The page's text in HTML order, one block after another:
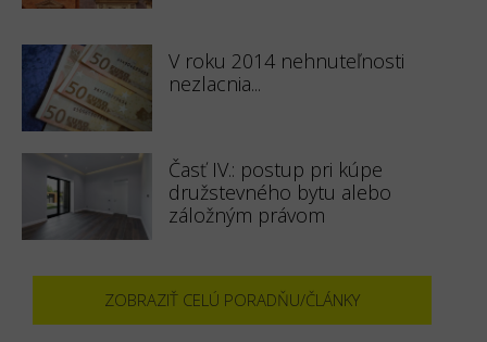
V roku 2014 nehnuteľnosti
nezlacnia...
Časť IV.: postup pri kúpe
družstevného bytu alebo
záložným právom
ZOBRAZIŤ CELÚ PORADŇU/ČLÁNKY